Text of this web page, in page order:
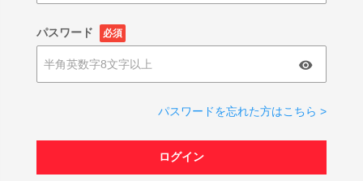
パスワード 必須
パスワードを忘れた方はこちら >
ログイン